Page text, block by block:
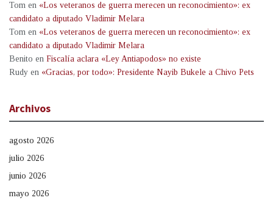
Tom en «Los veteranos de guerra merecen un reconocimiento»: ex
candidato a diputado Vladimir Melara
Tom en «Los veteranos de guerra merecen un reconocimiento»: ex
candidato a diputado Vladimir Melara
Benito en Fiscalía aclara «Ley Antiapodos» no existe
Rudy en «Gracias, por todo»: Presidente Nayib Bukele a Chivo Pets
Archivos
agosto 2026
julio 2026
junio 2026
mayo 2026